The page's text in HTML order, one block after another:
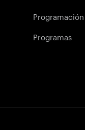
Programación
Programas